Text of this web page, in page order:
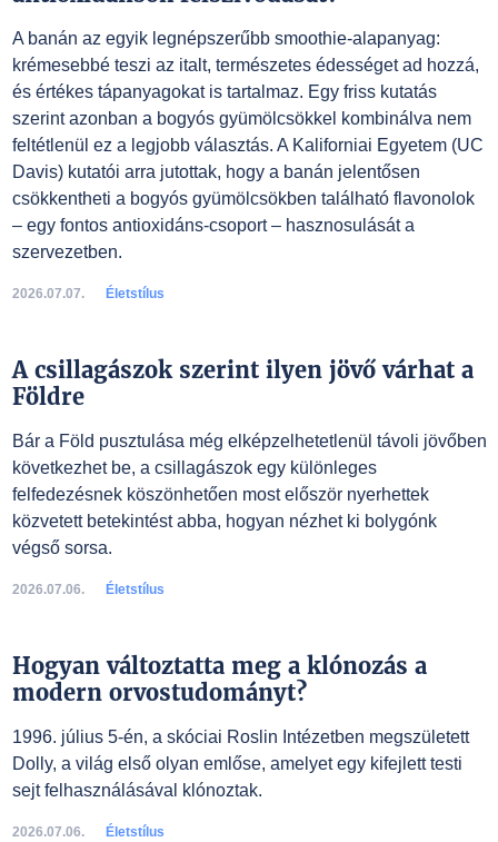
A banán az egyik legnépszerűbb smoothie-alapanyag:
krémesebbé teszi az italt, természetes édességet ad hozzá,
és értékes tápanyagokat is tartalmaz. Egy friss kutatás
szerint azonban a bogyós gyümölcsökkel kombinálva nem
feltétlenül ez a legjobb választás. A Kaliforniai Egyetem (UC
Davis) kutatói arra jutottak, hogy a banán jelentősen
csökkentheti a bogyós gyümölcsökben található flavonolok
– egy fontos antioxidáns-csoport – hasznosulását a
szervezetben.
2026.07.07. Életstílus
A csillagászok szerint ilyen jövő várhat a
Földre
Bár a Föld pusztulása még elképzelhetetlenül távoli jövőben
következhet be, a csillagászok egy különleges
felfedezésnek köszönhetően most először nyerhettek
közvetett betekintést abba, hogyan nézhet ki bolygónk
végső sorsa.
2026.07.06. Életstílus
Hogyan változtatta meg a klónozás a
modern orvostudományt?
1996. július 5-én, a skóciai Roslin Intézetben megszületett
Dolly, a világ első olyan emlőse, amelyet egy kifejlett testi
sejt felhasználásával klónoztak.
2026.07.06. Életstílus